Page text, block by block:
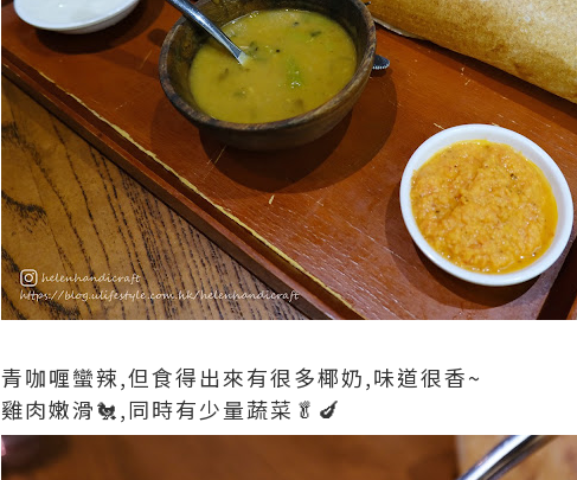
青咖喱蠻辣,但食得出來有很多椰奶,味道很香~
雞肉嫩滑🐔,同時有少量蔬菜🥬🍆